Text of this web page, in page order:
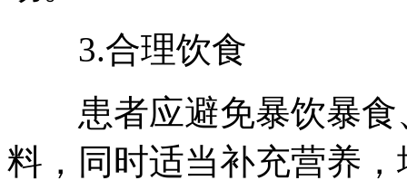
3.合理饮食
患者应避免暴饮暴食
料，同时适当补充营养